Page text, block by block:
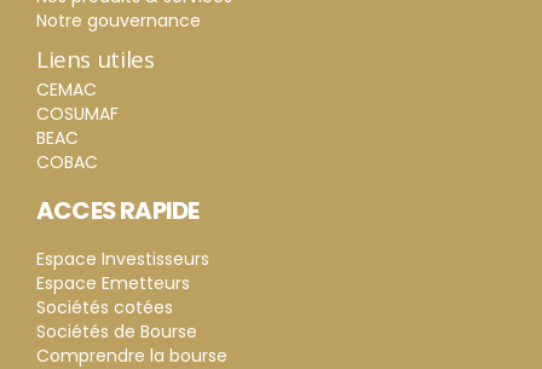
Notre gouvernance
Liens utiles
CEMAC
COSUMAF
BEAC
COBAC
ACCES RAPIDE
Espace Investisseurs
Espace Emetteurs
Sociétés cotées
Sociétés de Bourse
Comprendre la bourse